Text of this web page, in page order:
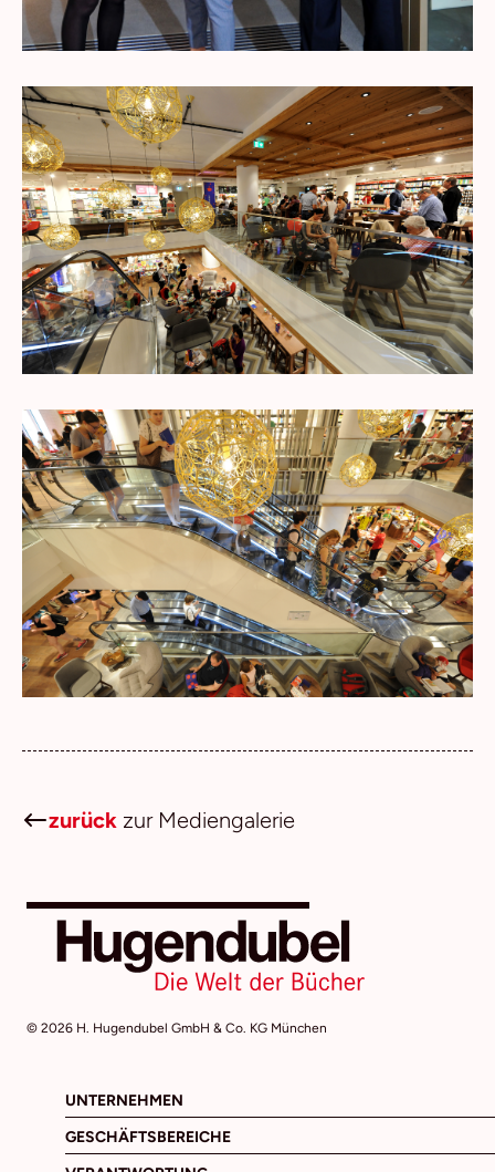
zurück zur Mediengalerie
© 2026 H. Hugendubel GmbH & Co. KG München
UNTERNEHMEN
GESCHÄFTSBEREICHE